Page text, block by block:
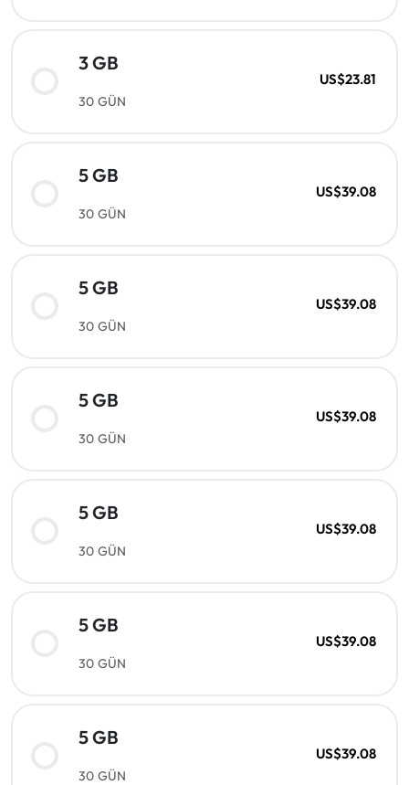
3 GB
30 GÜN
US$23.81
5 GB
30 GÜN
US$39.08
5 GB
30 GÜN
US$39.08
5 GB
30 GÜN
US$39.08
5 GB
30 GÜN
US$39.08
5 GB
30 GÜN
US$39.08
5 GB
30 GÜN
US$39.08